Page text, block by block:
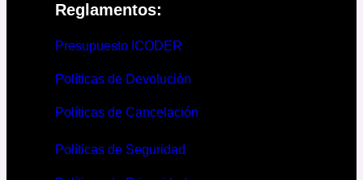
Reglamentos:
Presupuesto ICODER
Políticas de Devolución
Políticas de Cancelación
Políticas de Seguridad